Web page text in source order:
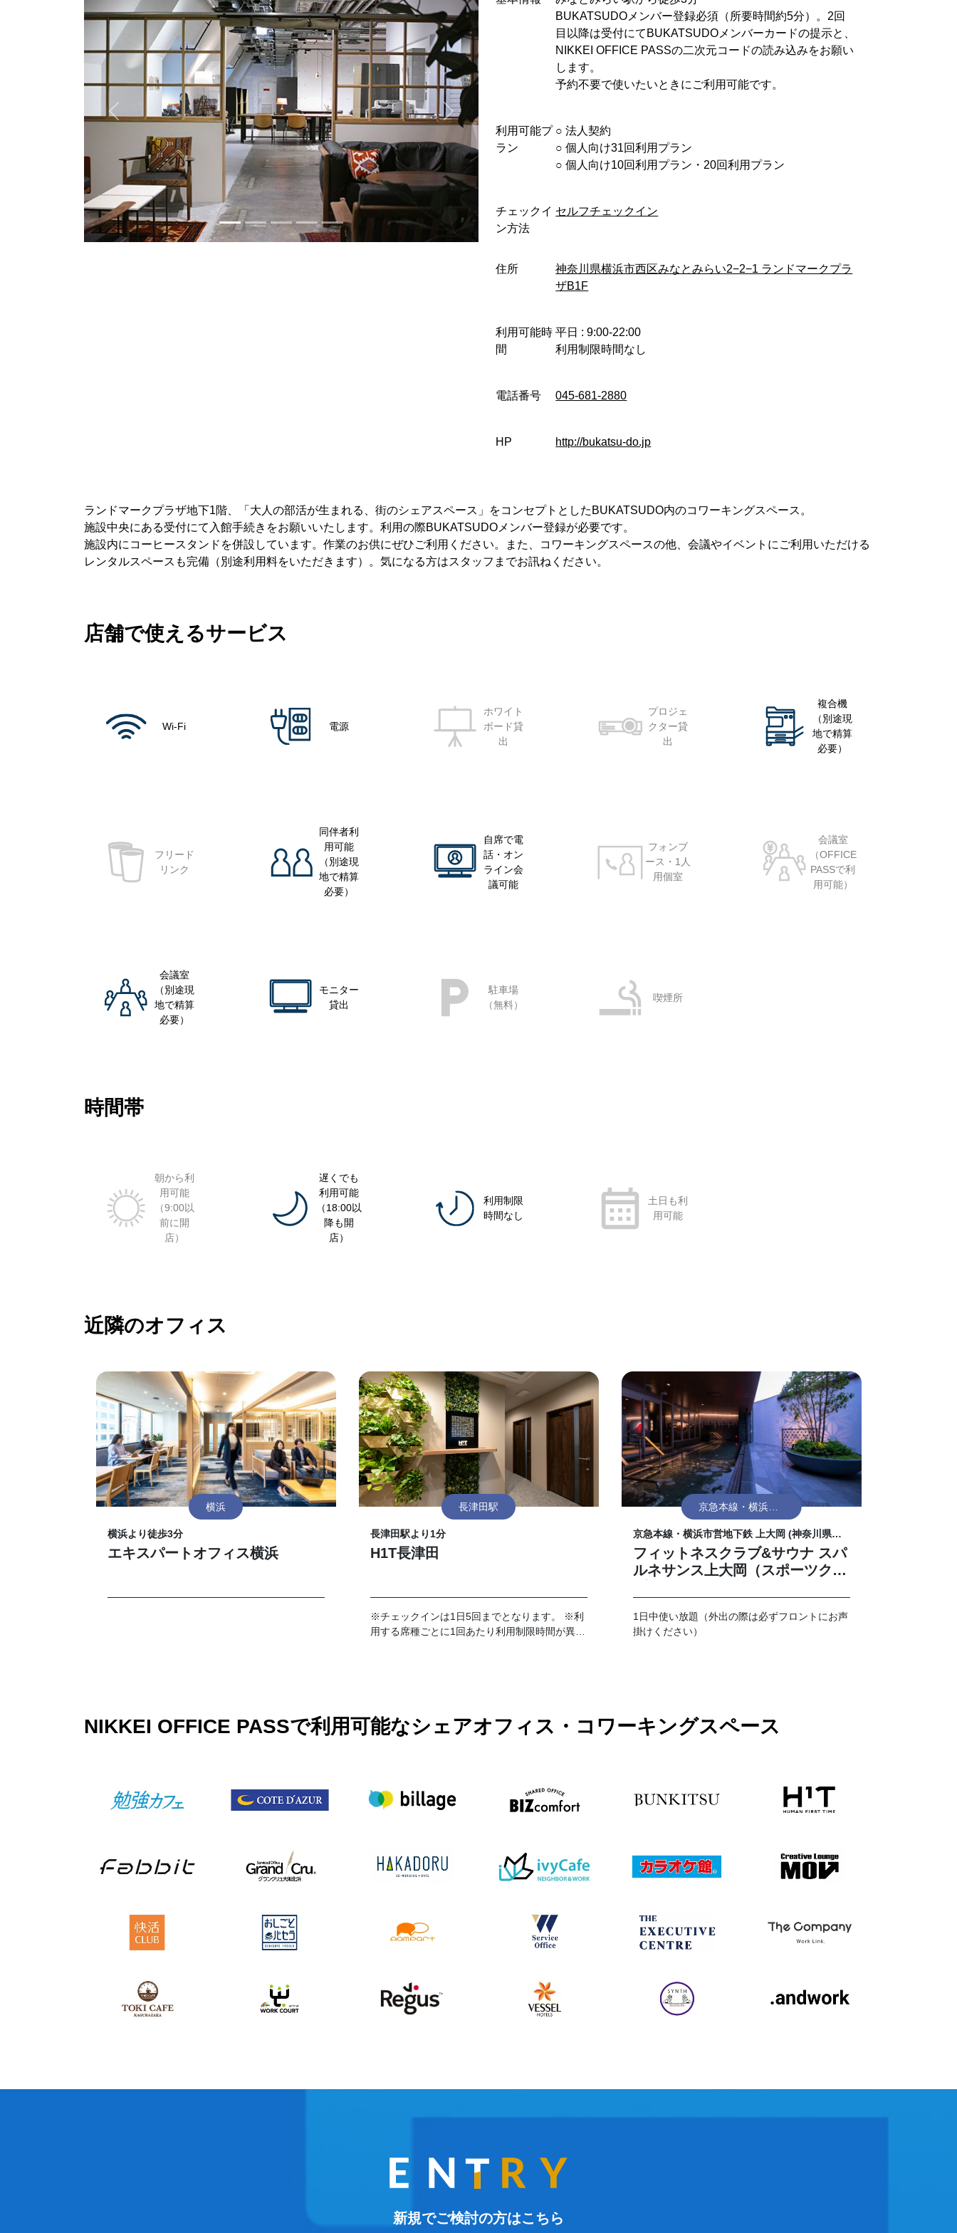
BUKATSUDOメンバー登録必須（所要時間約5分）。2回
目以降は受付にてBUKATSUDOメンバーカードの提示と、
NIKKEI OFFICE PASSの二次元コードの読み込みをお願い
します。
予約不要で使いたいときにご利用可能です。
利用可能プ
ラン
○︎ 法人契約
○︎ 個人向け31回利用プラン
○︎ 個人向け10回利用プラン・20回利用プラン
チェックイ
ン方法
セルフチェックイン
住所
神奈川県横浜市西区みなとみらい2−2−1 ランドマークプラ
ザB1F
利用可能時
間
平日 : 9:00-22:00
利用制限時間なし
電話番号 045-681-2880
HP http://bukatsu-do.jp
ランドマークプラザ地下1階、「大人の部活が生まれる、街のシェアスペース」をコンセプトとしたBUKATSUDO内のコワーキングスペース。
施設中央にある受付にて入館手続きをお願いいたします。利用の際BUKATSUDOメンバー登録が必要です。
施設内にコーヒースタンドを併設しています。作業のお供にぜひご利用ください。また、コワーキングスペースの他、会議やイベントにご利用いただける
レンタルスペースも完備（別途利用料をいただきます）。気になる方はスタッフまでお訊ねください。
店舗で使えるサービス
Wi-Fi 電源
ホワイト
ボード貸
出
プロジェ
クター貸
出
複合機
（別途現
地で精算
必要）
フリード
リンク
同伴者利
用可能
（別途現
地で精算
必要）
自席で電
話・オン
ライン会
議可能
フォンブ
ース・1人
用個室
会議室
（OFFICE
PASSで利
用可能）
会議室
（別途現
地で精算
必要）
モニター
貸出
駐車場
（無料）
喫煙所
時間帯
朝から利
用可能
（9:00以
前に開
店）
遅くでも
利用可能
（18:00以
降も開
店）
利用制限
時間なし
土日も利
用可能
近隣のオフィス
横浜
横浜より徒歩3分
エキスパートオフィス横浜
長津田駅
長津田駅より1分
H1T長津田
※チェックインは1日5回までとなります。 ※利
用する席種ごとに1回あたり利用制限時間が異な
京急本線・横浜市
営地下鉄 上大岡
(神奈川県横浜市港
南区)
京急本線・横浜市営地下鉄 上大岡 (神奈川県横
浜市港南区)より7分
フィットネスクラブ&サウナ スパ
ルネサンス上大岡（スポーツクラ
1日中使い放題（外出の際は必ずフロントにお声
掛けください）
NIKKEI OFFICE PASSで利用可能なシェアオフィス・コワーキングスペース
新規でご検討の方はこちら